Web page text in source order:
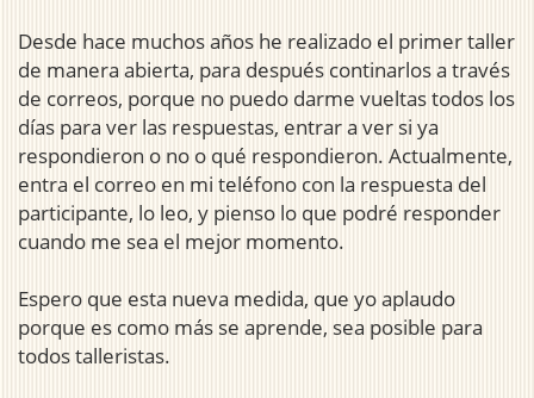
Desde hace muchos años he realizado el primer taller
de manera abierta, para después continarlos a través
de correos, porque no puedo darme vueltas todos los
días para ver las respuestas, entrar a ver si ya
respondieron o no o qué respondieron. Actualmente,
entra el correo en mi teléfono con la respuesta del
participante, lo leo, y pienso lo que podré responder
cuando me sea el mejor momento.
Espero que esta nueva medida, que yo aplaudo
porque es como más se aprende, sea posible para
todos talleristas.